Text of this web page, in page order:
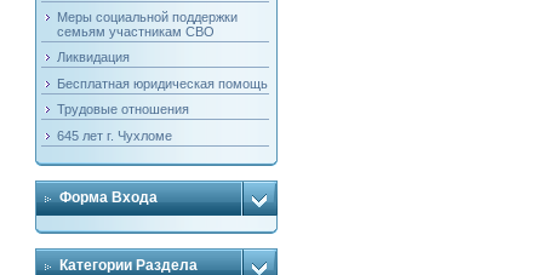
Меры социальной поддержки
семьям участникам СВО
Ликвидация
Бесплатная юридическая помощь
Трудовые отношения
645 лет г. Чухломе
Форма Входа
Категории Раздела